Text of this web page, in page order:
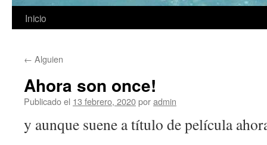
Inicio
← Alguien
Ahora son once!
Publicado el 13 febrero, 2020poradmin
y aunque suene a título de película